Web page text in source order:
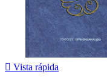
 Vista rápida